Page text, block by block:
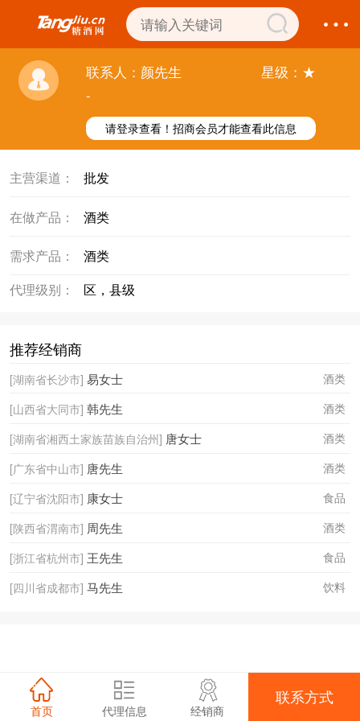
联系人：颜先生
星级：★
-
请登录查看！招商会员才能查看此信息
主营渠道： 批发
在做产品： 酒类
需求产品：
酒类
代理级别：
区，县级
推荐经销商
[湖南省长沙市] 易女士
酒类
[山西省大同市] 韩先生
酒类
[湖南省湘西土家族苗族自治州] 唐女士
酒类
[广东省中山市] 唐先生
酒类
[辽宁省沈阳市] 康女士
食品
[陕西省渭南市] 周先生
酒类
[浙江省杭州市] 王先生
食品
[四川省成都市] 马先生 饮料
首页 代理信息 经销商
联系方式